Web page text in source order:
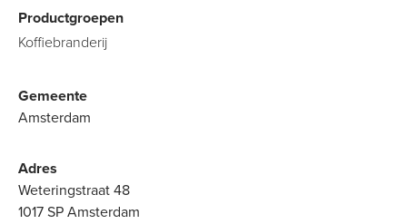
Productgroepen
Koffiebranderij
Gemeente
Amsterdam
Adres
Weteringstraat 48
1017 SP Amsterdam